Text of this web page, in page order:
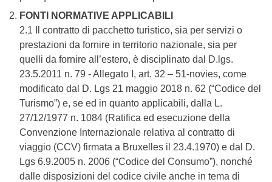
FONTI NORMATIVE APPLICABILI
2.1 Il contratto di pacchetto turistico, sia per servizi o
prestazioni da fornire in territorio nazionale, sia per
quelli da fornire all’estero, è disciplinato dal D.lgs.
23.5.2011 n. 79 - Allegato I, art. 32 – 51-novies, come
modificato dal D. Lgs 21 maggio 2018 n. 62 (“Codice del
Turismo”) e, se ed in quanto applicabili, dalla L.
27/12/1977 n. 1084 (Ratifica ed esecuzione della
Convenzione Internazionale relativa al contratto di
viaggio (CCV) firmata a Bruxelles il 23.4.1970) e dal D.
Lgs 6.9.2005 n. 2006 (“Codice del Consumo”), nonché
dalle disposizioni del codice civile anche in tema di